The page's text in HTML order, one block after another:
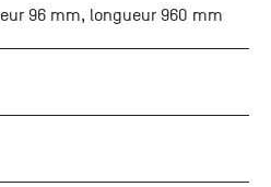
96 mm, longueur 960 mm